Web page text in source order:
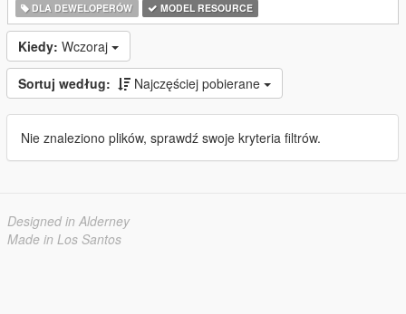
DLA DEWELOPERÓW
MODEL RESOURCE
Kiedy: Wczoraj
Sortuj według: Najczęściej pobierane
Nie znaleziono plików, sprawdź swoje kryteria filtrów.
Designed in Alderney
Made in Los Santos